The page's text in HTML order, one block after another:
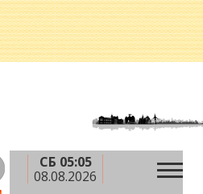
СБ 05:05
08.08.2026
» квітень »1 квітня